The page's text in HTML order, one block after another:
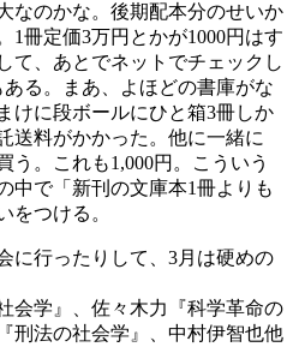
なのかな。後期配本分のせいか
1冊定価3万円とかが1000円はす
て、あとでネットでチェックし
る。まあ、よほどの書庫がな
けに段ボールにひと箱3冊しか
送料がかかった。他に一緒に
う。これも1,000円。こういう
中で「新刊の文庫本1冊よりも
をつける。
に行ったりして、3月は硬めの
学』、佐々木力『科学革命の
法の社会学』、中村伊智也他